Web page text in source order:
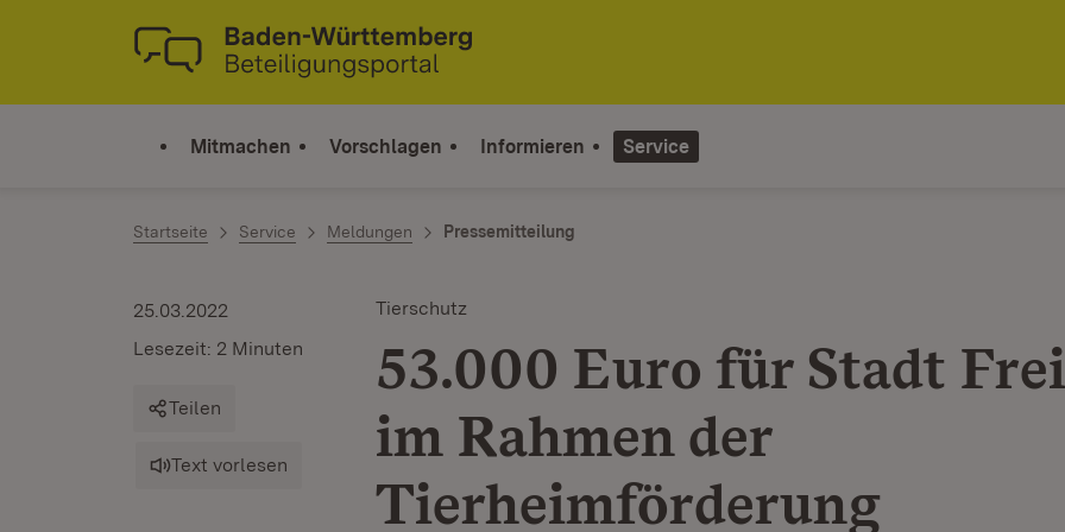
Zum Inhalt springen
Link zur Startseite
Mitmachen Vorschlagen Informieren Service
Startseite Service Meldungen Pressemitteilung
Tierschutz
53.000 Euro für Stadt
im Rahmen der
Tierheimförderung
25.03.2022
Lesezeit: 2 Minuten
Teilen
Text vorlesen